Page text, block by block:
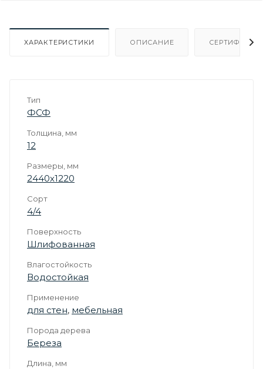
ХАРАКТЕРИСТИКИ ОПИСАНИЕ
Тип
ФСФ
Толщина, мм
12
Размеры, мм
2440х1220
Сорт
4/4
Поверхность
Шлифованная
Влагостойкость
Водостойкая
Применение
для стен, мебельная
Порода дерева
Береза
Длина, мм